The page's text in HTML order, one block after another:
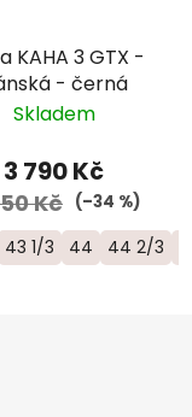
KAHA 3 GTX -
- černá
Skladem
3 790 Kč
Kč (–34 %)
43 1/3 44 44 2/3